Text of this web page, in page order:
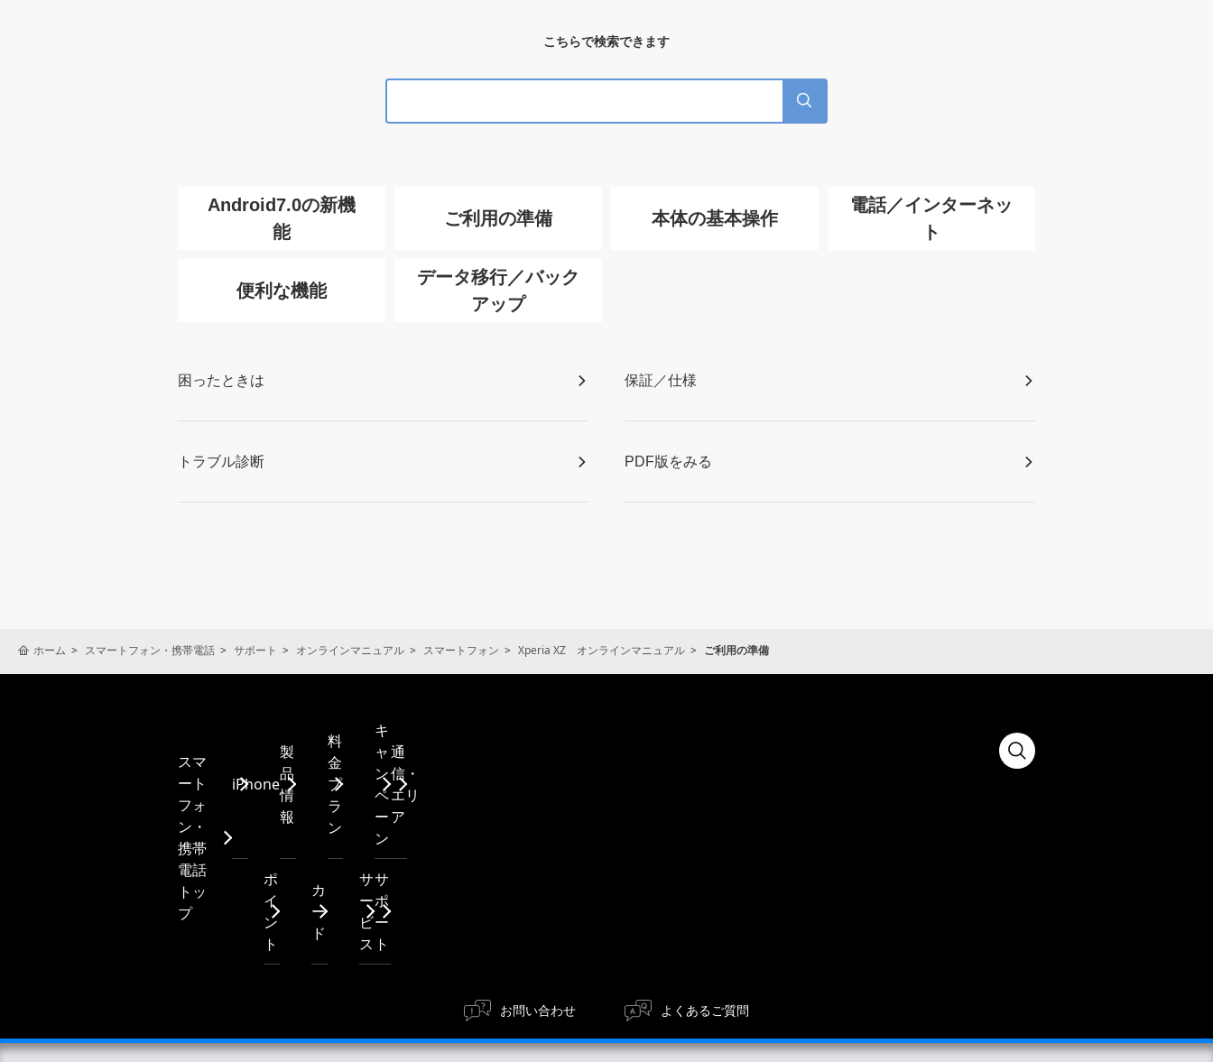
こちらで検索できます
Android7.0の新機
能
ご利用の準備 本体の基本操作
電話／インターネッ
ト
便利な機能
データ移行／バック
アップ
困ったときは 保証／仕様
トラブル診断 PDF版をみる
ホーム スマートフォン・携帯電話 サポート オンラインマニュアル スマートフォン Xperia XZ オンラインマニュアル ご利用の準備
スマ
ート
フォ
ン・
携帯
電話
トッ
プ
iPhone
製
品
情
報
料
金
プ
ラ
ン
キ
ャ
ン
ペ
ー
ン
通
信・
エリ
ア
ポ
イ
ン
ト
カ
ー
ド
サ
ー
ビ
ス
サ
ポ
ー
ト
お問い合わせ よくあるご質問